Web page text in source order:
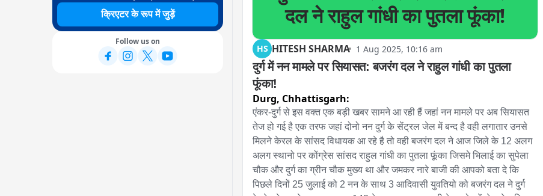
क्रिएटर के रूप में जुड़ें
Follow us on
दल ने राहुल गांधी का पुतला फूंका!
HS HITESH SHARMA 1 Aug 2025, 10:16 am
दुर्ग में नन मामले पर सियासत: बजरंग दल ने राहुल गांधी का पुतला
फूंका!
Durg, Chhattisgarh:
एंकर-दुर्ग से इस वक्त एक बड़ी खबर सामने आ रही हैं जहां नन मामले पर अब सियासत
तेज हो गई है एक तरफ जहां दोनो नन दुर्ग के सेंट्रल जेल में बन्द है वही लगातार उनसे
मिलने केरल के सांसद विधायक आ रहे है तो वही बजरंग दल ने आज जिले के 12 अलग
अलग स्थानो पर कोंग्रेस सांसद राहुल गांधी का पुतला फूंका जिसमे भिलाई का सुपेला
चौक और दुर्ग का ग्रीन चौक मुख्य था और जमकर नारे बाजी की आपको बता दे कि
पिछले दिनों 25 जुलाई को 2 नन के साथ 3 आदिवासी युवतियो को बजरंग दल ने दुर्ग